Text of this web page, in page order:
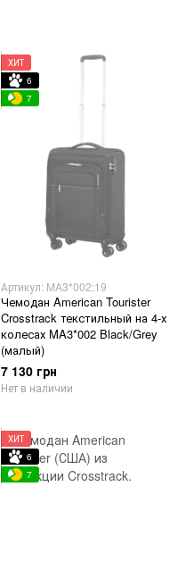
ХИТ
6
7
Артикул: MA3*002;19
Чемодан American Tourister
Crosstrack текстильный на 4-х
колесах MA3*002 Black/Grey
(малый)
7 130 грн
Нет в наличии
ХИТ
6
7